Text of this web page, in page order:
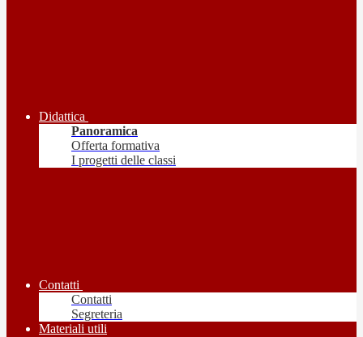
Didattica
Panoramica
Offerta formativa
I progetti delle classi
Contatti
Contatti
Segreteria
Materiali utili